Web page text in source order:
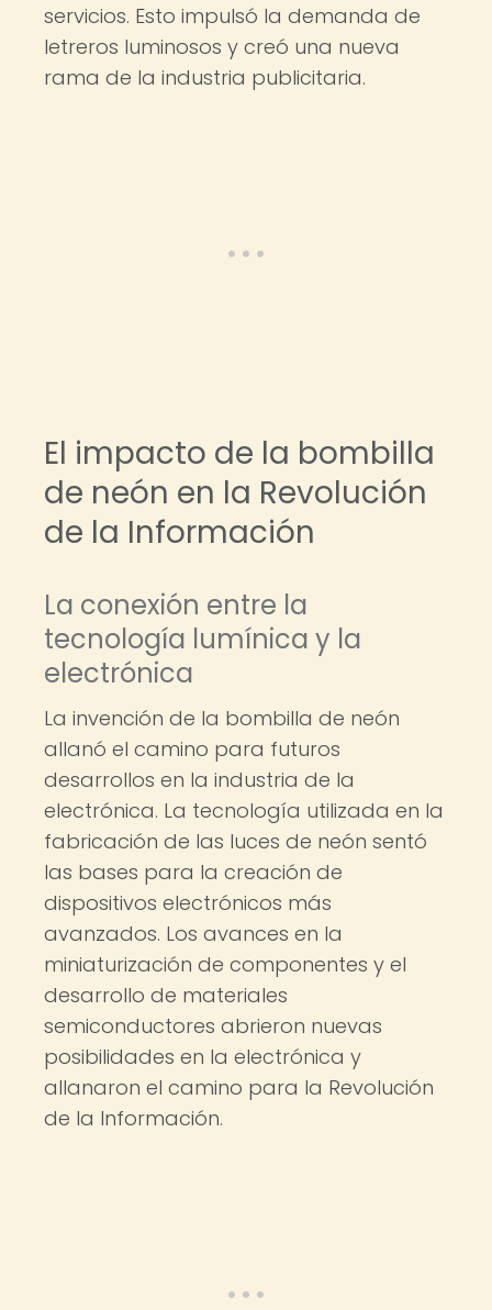
servicios. Esto impulsó la demanda de
letreros luminosos y creó una nueva
rama de la industria publicitaria.
El impacto de la bombilla
de neón en la Revolución
de la Información
La conexión entre la
tecnología lumínica y la
electrónica
La invención de la bombilla de neón
allanó el camino para futuros
desarrollos en la industria de la
electrónica. La tecnología utilizada en la
fabricación de las luces de neón sentó
las bases para la creación de
dispositivos electrónicos más
avanzados. Los avances en la
miniaturización de componentes y el
desarrollo de materiales
semiconductores abrieron nuevas
posibilidades en la electrónica y
allanaron el camino para la Revolución
de la Información.